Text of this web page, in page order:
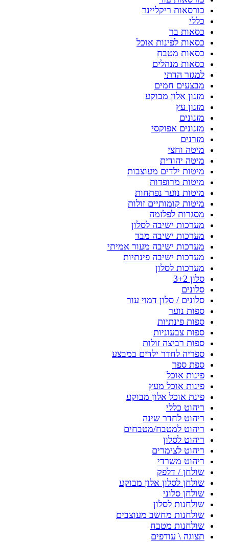
כורסאות ריקליינר
כללי
כסאות בר
כסאות לפינות אוכל
כסאות מטבח
כסאות מנהלים
למגזר הדתי
מבצעים חמים
מזנון אלון מבוקע
מזנון עץ
מזנונים
מזנונים אפוקסי
מזרנים
מיטה וחצי
מיטה יהודית
מיטות ילדים מעוצבות
מיטות מרופדות
מיטות נוער נפתחות
מיטות קומותיים זולות
מסגרות לפלזמה
מערכות ישיבה לסלון
מערכות ישיבה מבד
מערכות ישיבה מעור אמיתי
מערכות ישיבה פינתיות
מערכות לסלון
סלון 3+2
סלונים
סלונים / סלון דמוי עור
ספות נוער
ספות פינתיות
ספות צבעוניות
ספות רביצה זולות
ספריה לחדר ילדים במבצע
ספת ספר
פינות אוכל
פינות אוכל מעץ
פינת אוכל אלון מבוקע
ריהוט כללי
ריהוט לחדר שינה
ריהוט למטבח/מטבחים
ריהוט לסלון
ריהוט לצימרים
ריהוט משרדי
שולחן / דלפק
שולחן לסלון אלון מבוקע
שולחן סלוני
שולחנות לסלון
שולחנות מחשב מעוצבים
שולחנות מטבח
תצוגה \ עודפים